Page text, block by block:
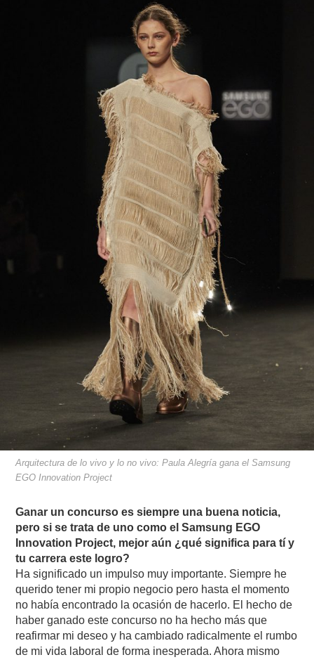
Arquitectura de lo vivo y lo no vivo: Paula Alegría gana el Samsung
EGO Innovation Project
Ganar un concurso es siempre una buena noticia,
pero si se trata de uno como el Samsung EGO
Innovation Project, mejor aún ¿qué significa para tí y
tu carrera este logro?
Ha significado un impulso muy importante. Siempre he
querido tener mi propio negocio pero hasta el momento
no había encontrado la ocasión de hacerlo. El hecho de
haber ganado este concurso no ha hecho más que
reafirmar mi deseo y ha cambiado radicalmente el rumbo
de mi vida laboral de forma inesperada. Ahora mismo